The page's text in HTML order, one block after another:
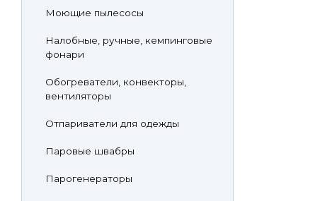
Моющие пылесосы
Налобные, ручные, кемпинговые
фонари
Обогреватели, конвекторы,
вентиляторы
Отпариватели для одежды
Паровые швабры
Парогенераторы